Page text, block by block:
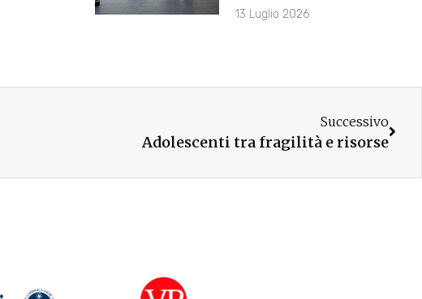
13 Luglio 2026
Successivo
Adolescenti tra fragilità e risorse